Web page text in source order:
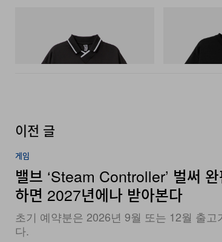
Billionaire Boys
쇼핑하기
이전 글
게임
밸브 ‘Steam Controller’ 벌써
하면 2027년에나 받아본다
초기 예약분은 2026년 9월 또는 12월 출고
다.